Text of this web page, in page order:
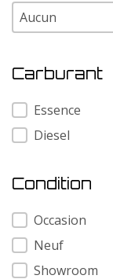
Modele
Modele
Carburant
Carburant
Essence
Diesel
Condition
Condition
Occasion
Neuf
Showroom